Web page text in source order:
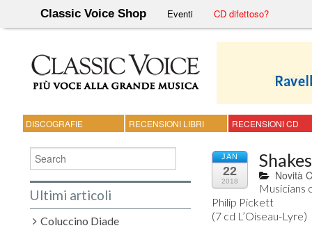
Classic Voice Shop Eventi CD difettoso?
DISCOGRAFIE RECENSIONI LIBRI RECENSIONI CD
JAN
22
2018 Novità
Musicians
Philip Pickett
(7 cd L’Oiseau-Lyre)
Ultimi articoli
Coluccino Diade